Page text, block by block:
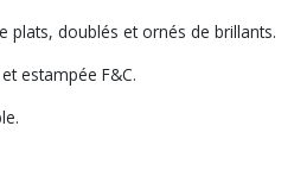
plats, doublés et ornés de brillants.
estampée F&C.